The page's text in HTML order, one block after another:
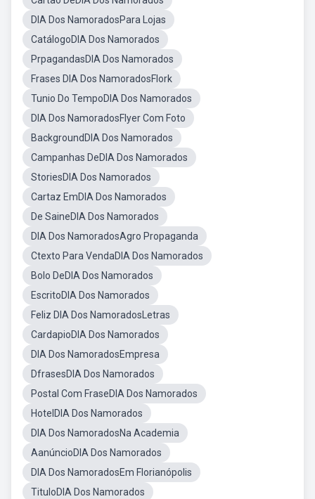
DIA Dos NamoradosPara Lojas
CatálogoDIA Dos Namorados
PrpagandasDIA Dos Namorados
Frases DIA Dos NamoradosFlork
Tunio Do TempoDIA Dos Namorados
DIA Dos NamoradosFlyer Com Foto
BackgroundDIA Dos Namorados
Campanhas DeDIA Dos Namorados
StoriesDIA Dos Namorados
Cartaz EmDIA Dos Namorados
De SaineDIA Dos Namorados
DIA Dos NamoradosAgro Propaganda
Ctexto Para VendaDIA Dos Namorados
Bolo DeDIA Dos Namorados
EscritoDIA Dos Namorados
Feliz DIA Dos NamoradosLetras
CardapioDIA Dos Namorados
DIA Dos NamoradosEmpresa
DfrasesDIA Dos Namorados
Postal Com FraseDIA Dos Namorados
HotelDIA Dos Namorados
DIA Dos NamoradosNa Academia
AanúncioDIA Dos Namorados
DIA Dos NamoradosEm Florianópolis
TituloDIA Dos Namorados